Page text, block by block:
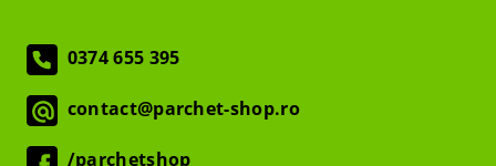
0374 655 395
contact@parchet-shop.ro
/parchetshop